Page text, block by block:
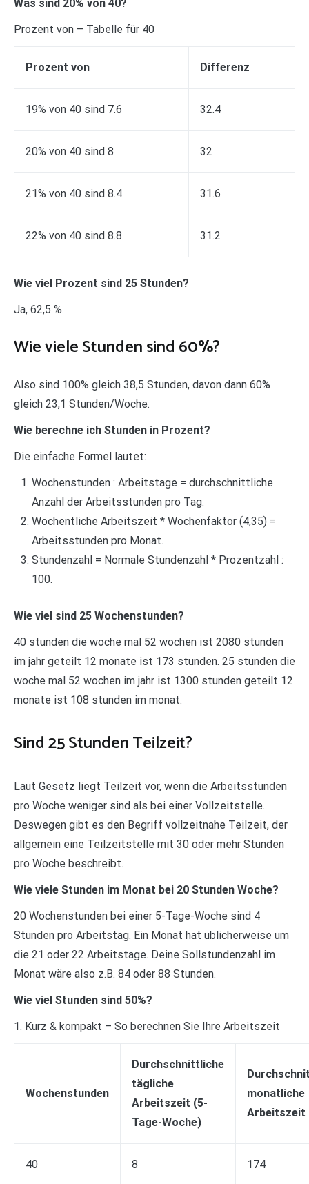
Was sind 20% von 40?
Prozent von – Tabelle für 40
Prozent von Differenz
19% von 40 sind 7.6 32.4
20% von 40 sind 8 32
21% von 40 sind 8.4 31.6
22% von 40 sind 8.8 31.2
Wie viel Prozent sind 25 Stunden?
Ja, 62,5 %.
Wie viele Stunden sind 60%?
Also sind 100% gleich 38,5 Stunden, davon dann 60%
gleich 23,1 Stunden/Woche.
Wie berechne ich Stunden in Prozent?
Die einfache Formel lautet:
Wochenstunden : Arbeitstage = durchschnittliche
Anzahl der Arbeitsstunden pro Tag.
Wöchentliche Arbeitszeit * Wochenfaktor (4,35) =
Arbeitsstunden pro Monat.
Stundenzahl = Normale Stundenzahl * Prozentzahl :
100.
Wie viel sind 25 Wochenstunden?
40 stunden die woche mal 52 wochen ist 2080 stunden
im jahr geteilt 12 monate ist 173 stunden. 25 stunden die
woche mal 52 wochen im jahr ist 1300 stunden geteilt 12
monate ist 108 stunden im monat.
Sind 25 Stunden Teilzeit?
Laut Gesetz liegt Teilzeit vor, wenn die Arbeitsstunden
pro Woche weniger sind als bei einer Vollzeitstelle.
Deswegen gibt es den Begriff vollzeitnahe Teilzeit, der
allgemein eine Teilzeitstelle mit 30 oder mehr Stunden
pro Woche beschreibt.
Wie viele Stunden im Monat bei 20 Stunden Woche?
20 Wochenstunden bei einer 5-Tage-Woche sind 4
Stunden pro Arbeitstag. Ein Monat hat üblicherweise um
die 21 oder 22 Arbeitstage. Deine Sollstundenzahl im
Monat wäre also z.B. 84 oder 88 Stunden.
Wie viel Stunden sind 50%?
1. Kurz & kompakt – So berechnen Sie Ihre Arbeitszeit
Wochenstunden
Durchschnittliche
tägliche
Arbeitszeit (5-
Tage-Woche)
monatliche
Arbeitszeit
40 8 174